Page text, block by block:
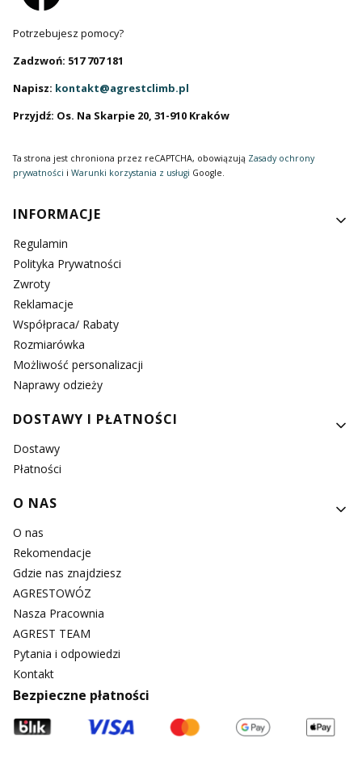
Potrzebujesz pomocy?
Zadzwoń: 517 707 181
Napisz: kontakt@agrestclimb.pl
Przyjdź: Os. Na Skarpie 20, 31-910 Kraków
Ta strona jest chroniona przez reCAPTCHA, obowiązują Zasady ochrony
prywatności i Warunki korzystania z usługi Google.
Linki w stopce
INFORMACJE
Regulamin
Polityka Prywatności
Zwroty
Reklamacje
Współpraca/ Rabaty
Rozmiarówka
Możliwość personalizacji
Naprawy odzieży
DOSTAWY I PŁATNOŚCI
Dostawy
Płatności
O NAS
O nas
Rekomendacje
Gdzie nas znajdziesz
AGRESTOWÓZ
Nasza Pracownia
AGREST TEAM
Pytania i odpowiedzi
Kontakt
Bezpieczne płatności